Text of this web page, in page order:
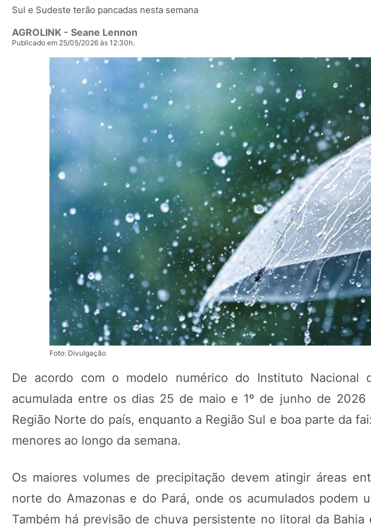
Sul e Sudeste terão pancadas nesta semana
AGROLINK - Seane Lennon
Publicado em 25/05/2026 às 12:30h.
Foto: Divulgação
De acordo com o modelo numérico do Instituto Nacional
acumulada entre os dias 25 de maio e 1º de junho de 2026
Região Norte do país, enquanto a Região Sul e boa parte da
menores ao longo da semana.
Os maiores volumes de precipitação devem atingir áreas
norte do Amazonas e do Pará, onde os acumulados podem
Também há previsão de chuva persistente no litoral da